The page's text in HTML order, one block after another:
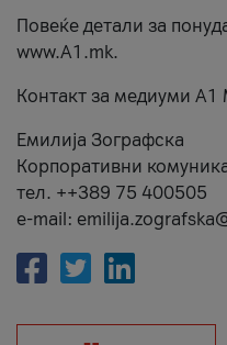
Повеќе детали за
www.А1.mk.
Контакт за медиуми А1
Емилија Зографска
Корпоративни
тел. ++389 75 400505
e-mail: